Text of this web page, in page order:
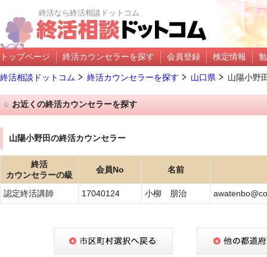
終活なら終活相談ドットコム
トップページ 終活カウンセラーを探す 会員登録 検定情報
終活相談ドットコム 終活カウンセラーを探す 山口県 山陽小野
お近くの終活カウンセラーを探す
山陽小野田の終活カウンセラー
終活
カウンセラーの級
会員No 名前
認定終活講師 17040124 小柳 朋治